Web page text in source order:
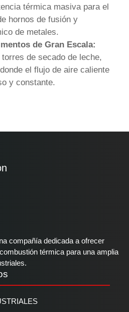
térmica masiva para el
hornos de fusión y
de metales.
de Gran Escala:
de secado de leche,
el flujo de aire caliente
y constante.
compañía dedicada a ofrecer
térmica para una amplia